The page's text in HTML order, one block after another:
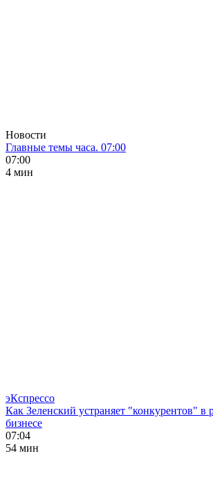
Новости
Главные темы часа. 07:00
07:00
4 мин
эКспрессо
Как Зеленский устраняет "конкурентов" в
бизнесе
07:04
54 мин